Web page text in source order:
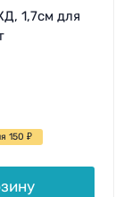
1,7см для
150 ₽